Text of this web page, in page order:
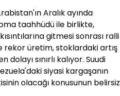
Aralık ayında
taahhüdü ile birlikte,
gitmesi sonrası ralli
rekor üretim, stoklardaki artış
sınırlı kalıyor. Suudi
siyasi kargaşanın
olacağı konusunun belirsiz